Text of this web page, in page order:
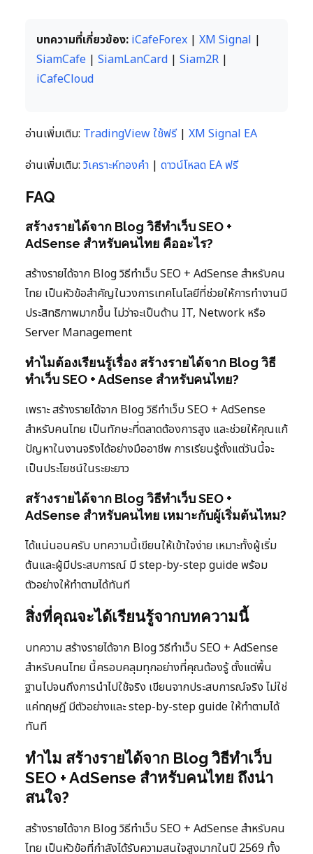
บทความที่เกี่ยวข้อง: iCafeForex | XM Signal |
SiamCafe | SiamLanCard | Siam2R |
iCafeCloud
อ่านเพิ่มเติม: TradingView ใช้ฟรี| XM Signal EA
อ่านเพิ่มเติม: วิเคราะห์ทองคำ | ดาวน์โหลด EA ฟรี
FAQ
สร้างรายได้จาก Blog วิธีทำเว็บ SEO +
AdSense สำหรับคนไทย คืออะไร?
สร้างรายได้จาก Blog วิธีทำเว็บ SEO + AdSense สำหรับคน
ไทย เป็นหัวข้อสำคัญในวงการเทคโนโลยีที่ช่วยให้การทำงานมี
ประสิทธิภาพมากขึ้น ไม่ว่าจะเป็นด้าน IT, Network หรือ
Server Management
ทำไมต้องเรียนรู้เรื่อง สร้างรายได้จาก Blog วิธี
ทำเว็บ SEO + AdSense สำหรับคนไทย?
เพราะ สร้างรายได้จาก Blog วิธีทำเว็บ SEO + AdSense
สำหรับคนไทย เป็นทักษะที่ตลาดต้องการสูง และช่วยให้คุณแก้
ปัญหาในงานจริงได้อย่างมืออาชีพ การเรียนรู้ตั้งแต่วันนี้จะ
เป็นประโยชน์ในระยะยาว
สร้างรายได้จาก Blog วิธีทำเว็บ SEO +
AdSense สำหรับคนไทย เหมาะกับผู้เริ่มต้นไหม?
ได้แน่นอนครับ บทความนี้เขียนให้เข้าใจง่าย เหมาะทั้งผู้เริ่ม
ต้นและผู้มีประสบการณ์ มี step-by-step guide พร้อม
ตัวอย่างให้ทำตามได้ทันที
สิ่งที่คุณจะได้เรียนรู้จากบทความนี้
บทความ สร้างรายได้จาก Blog วิธีทำเว็บ SEO + AdSense
สำหรับคนไทย นี้ครอบคลุมทุกอย่างที่คุณต้องรู้ ตั้งแต่พื้น
ฐานไปจนถึงการนำไปใช้จริง เขียนจากประสบการณ์จริง ไม่ใช่
แค่ทฤษฎี มีตัวอย่างและ step-by-step guide ให้ทำตามได้
ทันที
ทำไม สร้างรายได้จาก Blog วิธีทำเว็บ
SEO + AdSense สำหรับคนไทย ถึงน่า
สนใจ?
สร้างรายได้จาก Blog วิธีทำเว็บ SEO + AdSense สำหรับคน
ไทย เป็นหัวข้อที่กำลังได้รับความสนใจสูงมากในปี 2569 ทั้ง